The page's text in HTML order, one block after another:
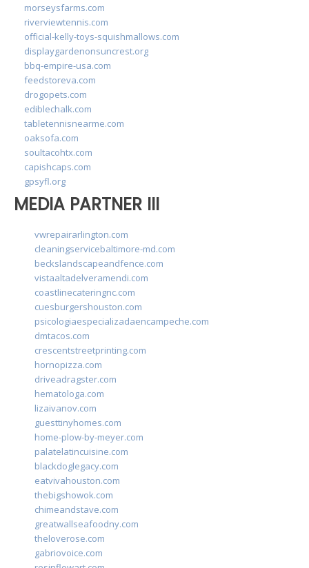
morseysfarms.com
riverviewtennis.com
official-kelly-toys-squishmallows.com
displaygardenonsuncrest.org
bbq-empire-usa.com
feedstoreva.com
drogopets.com
ediblechalk.com
tabletennisnearme.com
oaksofa.com
soultacohtx.com
capishcaps.com
gpsyfl.org
MEDIA PARTNER III
vwrepairarlington.com
cleaningservicebaltimore-md.com
beckslandscapeandfence.com
vistaaltadelveramendi.com
coastlinecateringnc.com
cuesburgershouston.com
psicologiaespecializadaencampeche.com
dmtacos.com
crescentstreetprinting.com
hornopizza.com
driveadragster.com
hematologa.com
lizaivanov.com
guesttinyhomes.com
home-plow-by-meyer.com
palatelatincuisine.com
blackdoglegacy.com
eatvivahouston.com
thebigshowok.com
chimeandstave.com
greatwallseafoodny.com
theloverose.com
gabriovoice.com